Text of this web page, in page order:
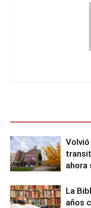
Volvió
ahora
La
años